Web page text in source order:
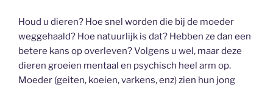
Houd u dieren? Hoe snel worden die bij de moeder
weggehaald? Hoe natuurlijk is dat? Hebben ze dan een
betere kans op overleven? Volgens u wel, maar deze
dieren groeien mentaal en psychisch heel arm op.
Moeder (geiten, koeien, varkens, enz) zien hun jong